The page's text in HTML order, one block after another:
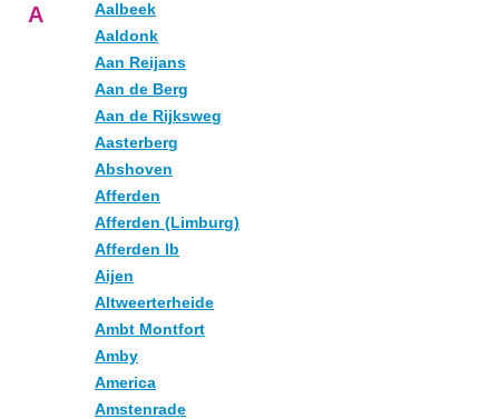
A
Aalbeek
Aaldonk
Aan Reijans
Aan de Berg
Aan de Rijksweg
Aasterberg
Abshoven
Afferden
Afferden (Limburg)
Afferden lb
Aijen
Altweerterheide
Ambt Montfort
Amby
America
Amstenrade